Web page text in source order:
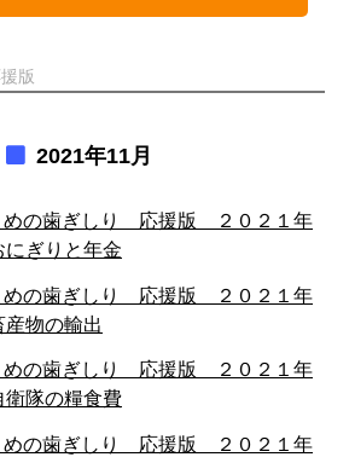
版
2021年11月
めの歯ぎしり 応援版 ２０２１年
ぎりと年金
めの歯ぎしり 応援版 ２０２１年
物の輸出
めの歯ぎしり 応援版 ２０２１年
隊の糧食費
めの歯ぎしり 応援版 ２０２１年